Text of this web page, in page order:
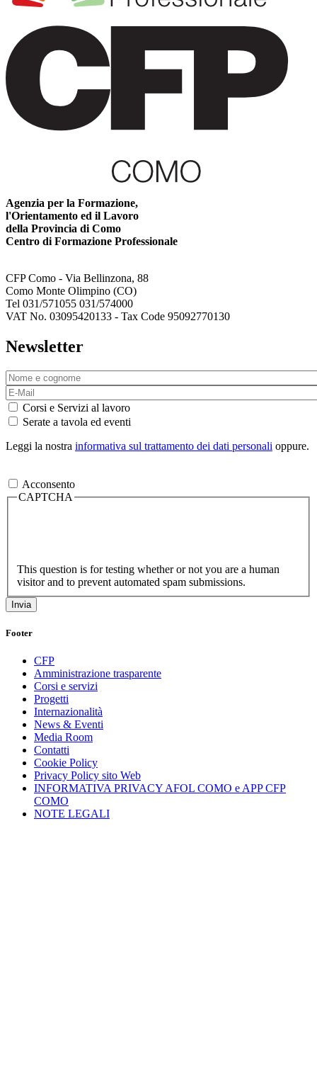
Agenzia per la Formazione,
l'Orientamento ed il Lavoro
della Provincia di Como
Centro di Formazione Professionale
CFP Como - Via Bellinzona, 88
Como Monte Olimpino (CO)
Tel 031/571055 031/574000
VAT No. 03095420133 - Tax Code 95092770130
Newsletter
Corsi e Servizi al lavoro
Serate a tavola ed eventi
Leggi la nostra informativa sul trattamento dei dati personali oppure.
Acconsento
CAPTCHA
This question is for testing whether or not you are a human
visitor and to prevent automated spam submissions.
Footer
CFP
Amministrazione trasparente
Corsi e servizi
Progetti
Internazionalità
News & Eventi
Media Room
Contatti
Cookie Policy
Privacy Policy sito Web
INFORMATIVA PRIVACY AFOL COMO e APP CFP
COMO
NOTE LEGALI